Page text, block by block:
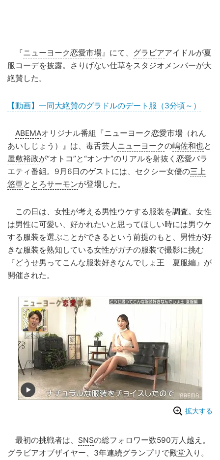
『ニューヨーク恋愛市場』にて、 グラビアアイドルが夏
服コーデを披露。さりげない仕草をスタジオメンバーが大
絶賛した。
【動画】一同大絶賛のグラドルのデート服（3分頃～）
ABEMAオリジナル番組『ニューヨーク恋愛市場（れん
あいしじょう）』は、毒舌芸人ニューヨークの嶋佐和也と
屋敷裕政が“オトコ”と“オンナ”のリアルを射抜く恋愛バラ
エティ番組。9月6日のゲストには、セクシー女優の三上
悠亜と とろサーモンが登場した。
この日は、女性が考える男性ウケする服装を調査。女性
は男性に可愛い、好かれたいと思ってほしい時には男ウケ
する服装を選ぶことができるという前提のもと、男性が好
きな服装を熟知している女性がガチの服装で撮影に挑む
『どうせ男ってこんな服装好きなんでしょ王 夏服編』が
開催された。
拡大する
最初の挑戦者は、 SNSの総フォロワー数590万人越え。
グラビアオブザイヤー、3年連続グランプリで殿堂入り。